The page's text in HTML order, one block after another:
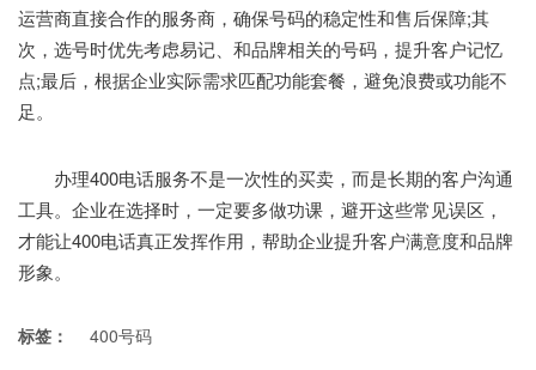
运营商直接合作的服务商，确保号码的稳定性和售后保障;其
次，选号时优先考虑易记、和品牌相关的号码，提升客户记忆
点;最后，根据企业实际需求匹配功能套餐，避免浪费或功能不
足。
办理400电话服务不是一次性的买卖，而是长期的客户沟通
工具。企业在选择时，一定要多做功课，避开这些常见误区，
才能让400电话真正发挥作用，帮助企业提升客户满意度和品牌
形象。
标签： 400号码